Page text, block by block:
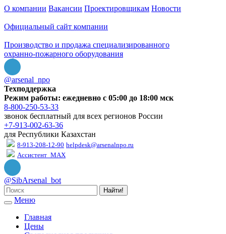
О компании Вакансии Проектировщикам Новости
Официальный сайт компании
Производство и продажа специализированного
охранно-пожарного оборудования
@arsenal_npo
Техподдержка
Режим работы: ежедневно с 05:00 до 18:00 мск
8-800-250-53-33
звонок бесплатный для всех регионов России
+7-913-002-63-36
для Республики Казахстан
8-913-208-12-90 helpdesk@arsenalnpo.ru
Ассистент_MAX
@SibArsenal_bot
Найти!
Меню
Главная
Цены